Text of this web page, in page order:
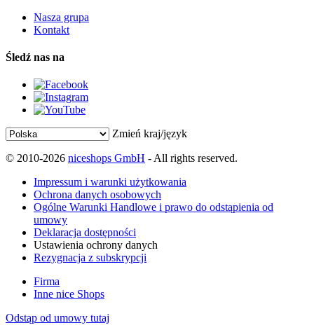
Nasza grupa
Kontakt
Śledź nas na
Zmień kraj/język
© 2010-2026 niceshops GmbH - All rights reserved.
Impressum i warunki użytkowania
Ochrona danych osobowych
Ogólne Warunki Handlowe i prawo do odstąpienia od
umowy
Deklaracja dostępności
Ustawienia ochrony danych
Rezygnacja z subskrypcji
Firma
Inne nice Shops
Odstąp od umowy tutaj